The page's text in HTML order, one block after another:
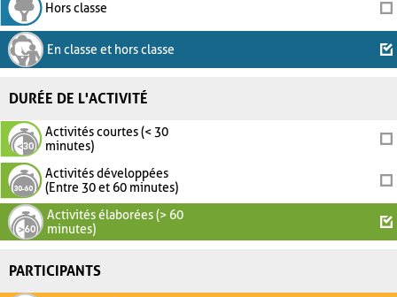
Hors classe
En classe et hors classe
DURÉE DE L'ACTIVITÉ
Activités courtes (< 30
minutes)
Activités développées
(Entre 30 et 60 minutes)
Activités élaborées (> 60
minutes)
PARTICIPANTS